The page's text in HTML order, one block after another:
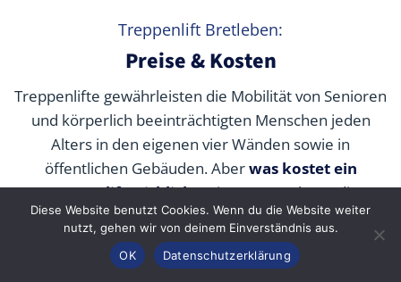
Treppenlift Bretleben:
Preise & Kosten
Treppenlifte gewährleisten die Mobilität von Senioren
und körperlich beeinträchtigten Menschen jeden
Alters in den eigenen vier Wänden sowie in
öffentlichen Gebäuden. Aberwas kostet ein
Treppenlift wirklich? Wir verraten Ihnen die
durchschnittlichen Preise unserer Fachpartner je nach
Modell und wie Sie die Kosten durch Zuschüsse,
Fördermittel und Alternativen senken können.
Konfigurator
Diese Website benutzt Cookies. Wenn du die Website weiter
nutzt, gehen wir von deinem Einverständnis aus.
OK
Datenschutzerklärung